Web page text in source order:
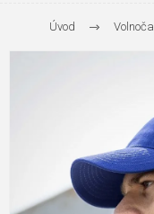
Úvod